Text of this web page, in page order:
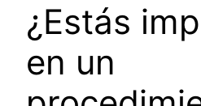
¿Estás
en un